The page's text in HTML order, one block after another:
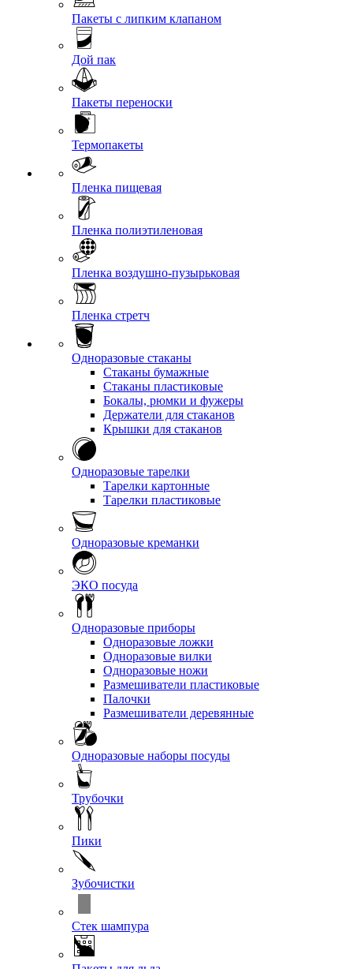
Пакеты с липким клапаном
Дой пак
Пакеты переноски
Термопакеты
Пленка пищевая
Пленка полиэтиленовая
Пленка воздушно-пузырьковая
Пленка стретч
Одноразовые стаканы
Стаканы бумажные
Стаканы пластиковые
Бокалы, рюмки и фужеры
Держатели для стаканов
Крышки для стаканов
Одноразовые тарелки
Тарелки картонные
Тарелки пластиковые
Одноразовые креманки
ЭКО посуда
Одноразовые приборы
Одноразовые ложки
Одноразовые вилки
Одноразовые ножи
Размешиватели пластиковые
Палочки
Размешиватели деревянные
Одноразовые наборы посуды
Трубочки
Пики
Зубочистки
Стек шампура